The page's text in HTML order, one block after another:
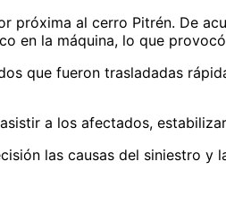
próxima al cerro Pitrén. De
en la máquina, lo que
que fueron trasladadas
a los afectados,
las causas del siniestro y